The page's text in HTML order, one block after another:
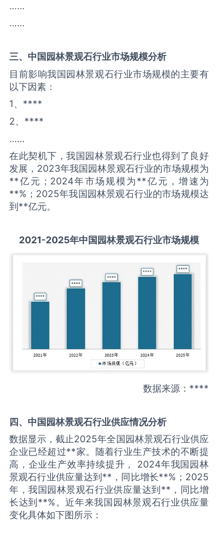
……
……
三、中国园林景观石行业市场规模分析
目前影响我国园林景观石行业市场规模的主要有
以下因素：
1、****
2、****
……
在此契机下，我国园林景观石行业也得到了良好
发展，2023年我国园林景观石行业的市场规模为
**亿元；2024年市场规模为**亿元，增速为
**%；2025年我国园林景观石行业的市场规模达
到**亿元。
2021-2025年中国园林景观石行业市场规模
数据来源：****
四、中国园林景观石行业供应情况分析
数据显示，截止2025年全国园林景观石行业供应
企业已经超过**家。随着行业生产技术的不断提
高，企业生产效率持续提升， 2024年我国园林
景观石行业供应量达到**，同比增长**%；2025
年，我国园林景观石行业供应量达到**，同比增
长达到**%。近年来我国园林景观石行业供应量
变化具体如下图所示：